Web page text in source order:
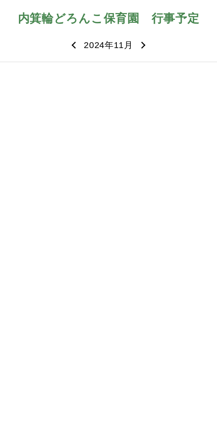
内箕輪どろんこ保育園 行事予定
2024年11月